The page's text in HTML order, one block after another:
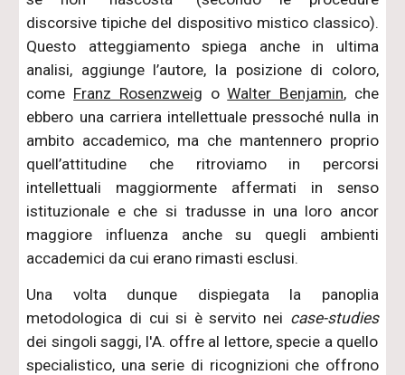
discorsive tipiche del dispositivo mistico classico).
Questo atteggiamento spiega anche in ultima
analisi, aggiunge l’autore, la posizione di coloro,
come Franz Rosenzweig oWalter Benjamin, che
ebbero una carriera intellettuale pressoché nulla in
ambito accademico, ma che mantennero proprio
quell’attitudine che ritroviamo in percorsi
intellettuali maggiormente affermati in senso
istituzionale e che si tradusse in una loro ancor
maggiore influenza anche su quegli ambienti
accademici da cui erano rimasti esclusi.
Una volta dunque dispiegata la panoplia
metodologica di cui si è servito nei case-studies
dei singoli saggi, l'A. offre al lettore, specie a quello
specialistico, una serie di ricognizioni che offrono